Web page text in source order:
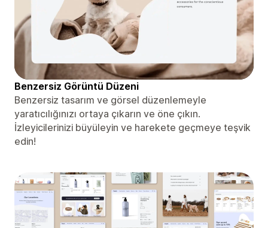
Benzersiz Görüntü Düzeni
Benzersiz tasarım ve görsel düzenlemeyle
yaratıcılığınızı ortaya çıkarın ve öne çıkın.
İzleyicilerinizi büyüleyin ve harekete geçmeye teşvik
edin!